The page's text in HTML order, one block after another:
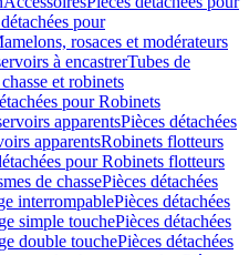
pour
rosaces et modérateurs
à encastrerTubes de
et robinets
pour Robinets
apparentsPièces détachées
apparentsRobinets flotteurs
pour Robinets flotteurs
de chassePièces détachées
interrompablePièces détachées
simple touchePièces détachées
double touchePièces détachées